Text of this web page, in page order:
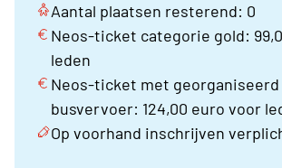
Aantal plaatsen resterend: 0
Neos-ticket categorie gold:
leden
Neos-ticket met georganiseerd
busvervoer: 124,00 euro voor
Op voorhand inschrijven